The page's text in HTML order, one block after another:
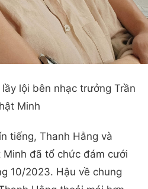
lội bên nhạc trưởng Trần
Minh
tiếng, Thanh Hằng và
đã tổ chức đám cưới
10/2023. Hậu về chung